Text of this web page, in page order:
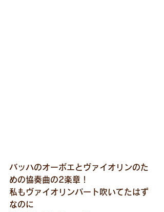
バッハのオーボエとヴァイオリンのた
めの協奏曲の2楽章！
私もヴァイオリンパート吹いてたはず
なのに